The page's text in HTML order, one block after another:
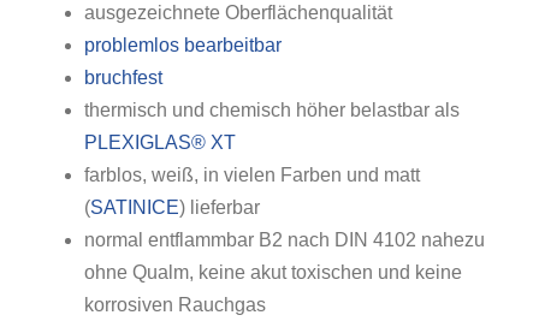
ausgezeichnete Oberflächenqualität
problemlos bearbeitbar
bruchfest
thermisch und chemisch höher belastbar als
PLEXIGLAS® XT
farblos, weiß, in vielen Farben und matt
(SATINICE) lieferbar
normal entflammbar B2 nach DIN 4102 nahezu
ohne Qualm, keine akut toxischen und keine
korrosiven Rauchgas